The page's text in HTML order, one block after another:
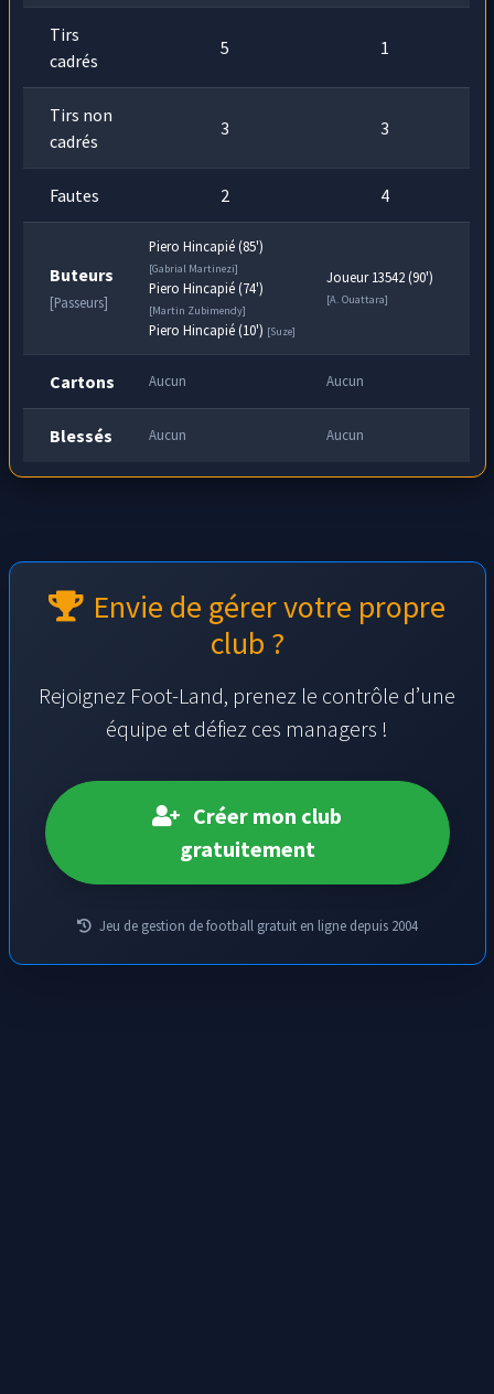
Tirs
cadrés
5 1
Tirs non
cadrés
3 3
Fautes 2 4
Buteurs
[Passeurs]
Piero Hincapié (85')
[Gabrial Martinezi]
Piero Hincapié (74')
[Martin Zubimendy]
Piero Hincapié (10') [Suze]
Joueur 13542 (90')
[A. Ouattara]
Cartons Aucun Aucun
Blessés Aucun Aucun
Envie de gérer votre propre
club ?
Rejoignez Foot-Land, prenez le contrôle d’une
équipe et défiez ces managers !
Créer mon club
gratuitement
Jeu de gestion de football gratuit en ligne depuis 2004